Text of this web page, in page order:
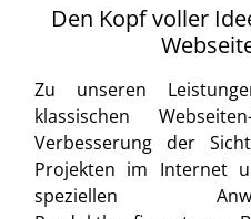
Den Kopf voller
Zu unseren
klassischen
Verbesserung der
Projekten im Internet
speziellen